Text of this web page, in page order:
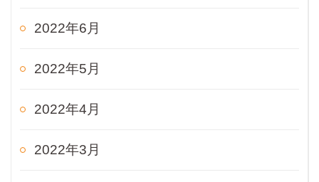
2022年6月
2022年5月
2022年4月
2022年3月